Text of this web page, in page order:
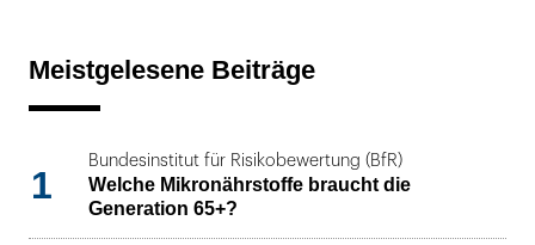
Meistgelesene Beiträge
1
Bundesinstitut für Risikobewertung (BfR)
Welche Mikronährstoffe braucht die
Generation 65+?